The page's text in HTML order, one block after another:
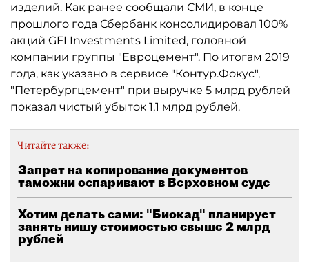
изделий. Как ранее сообщали СМИ, в конце
прошлого года Сбербанк консолидировал 100%
акций GFI Investments Limited, головной
компании группы "Евроцемент". По итогам 2019
года, как указано в сервисе "Контур.Фокус",
"Петербургцемент" при выручке 5 млрд рублей
показал чистый убыток 1,1 млрд рублей.
Читайте также:
Запрет на копирование документов
таможни оспаривают в Верховном суде
Хотим делать сами: "Биокад" планирует
занять нишу стоимостью свыше 2 млрд
рублей